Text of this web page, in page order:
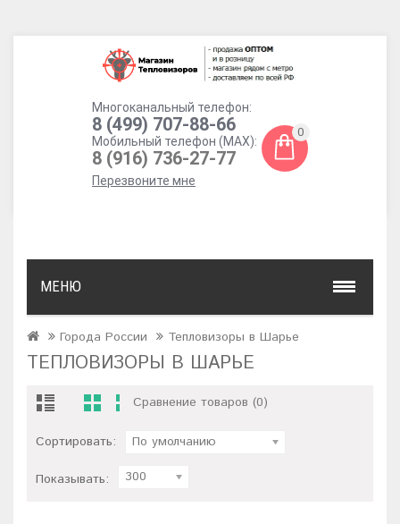
Многоканальный телефон:
8 (499) 707-88-66
Мобильный телефон (MAX):
8 (916) 736-27-77
Перезвоните мне
0
МЕНЮ
Города России Тепловизоры в Шарье
ТЕПЛОВИЗОРЫ В ШАРЬЕ
Сравнение товаров (0)
Сортировать: По умолчанию
Показывать: 300